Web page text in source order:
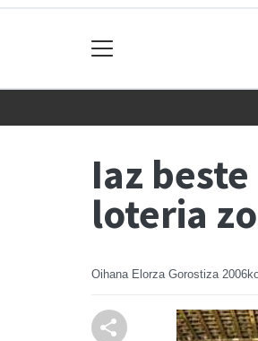
Iaz
loteria
Oihana Elorza Gorostiza